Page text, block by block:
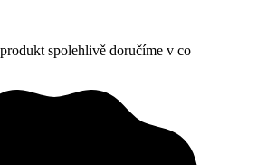
spolehlivě doručíme v co